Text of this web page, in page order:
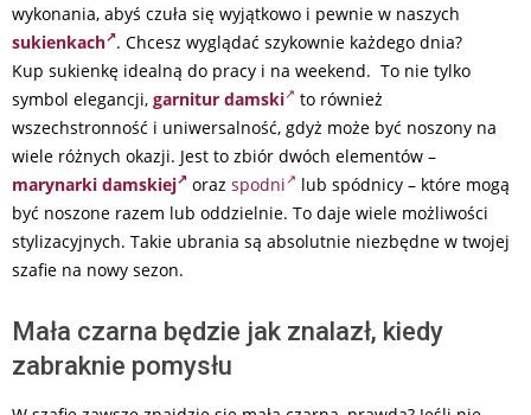
wykonania, abyś czuła się wyjątkowo i pewnie w naszych
sukienkach . Chcesz wyglądać szykownie każdego dnia?
Kup sukienkę idealną do pracy i na weekend. To nie tylko
symbol elegancji, garnitur damski
to również
wszechstronność i uniwersalność, gdyż może być noszony na
wiele różnych okazji. Jest to zbiór dwóch elementów –
marynarki damskiej
oraz spodni
lub spódnicy – które mogą
być noszone razem lub oddzielnie. To daje wiele możliwości
stylizacyjnych. Takie ubrania są absolutnie niezbędne w twojej
szafie na nowy sezon.
Mała czarna będzie jak znalazł, kiedy
zabraknie pomysłu